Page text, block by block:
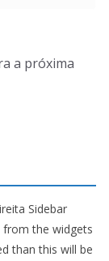
a próxima
Sidebar
from the widgets
than this will be